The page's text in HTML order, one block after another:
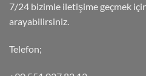
7/24 bizimle iletişime geçmek için
arayabilirsiniz.
Telefon;